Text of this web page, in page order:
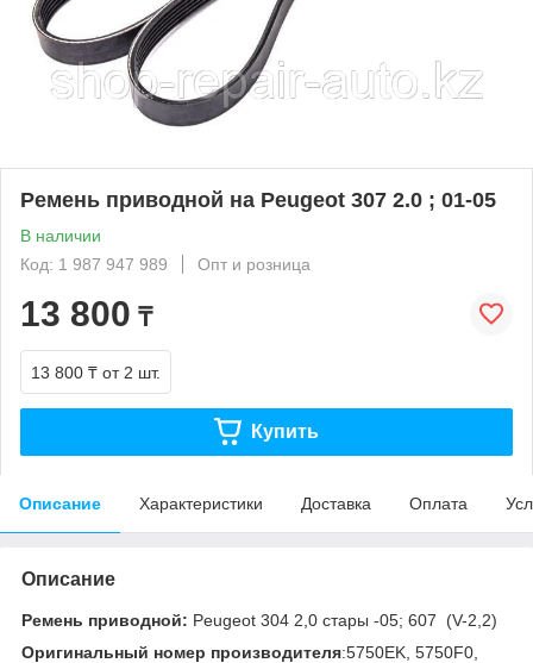
Ремень приводной на Peugeot 307 2.0 ; 01-05
В наличии
Код: 1 987 947 989
Опт и розница
13 800 ₸
13 800 ₸ от 2 шт.
Купить
Описание Характеристики Доставка Оплата
Описание
Ремень приводной: Peugeot 304 2,0 стары -05; 607 (V-2,2)
Оригинальный номер производителя:5750EK, 5750F0,